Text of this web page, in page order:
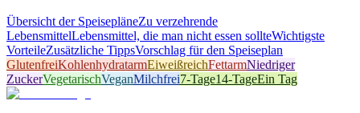
Übersicht der SpeisepläneZu verzehrende
LebensmittelLebensmittel, die man nicht essen sollteWichtigste
VorteileZusätzliche TippsVorschlag für den Speiseplan
GlutenfreiKohlenhydratarmEiweißreichFettarmNiedriger
ZuckerVegetarischVeganMilchfrei7-Tage14-TageEin Tag